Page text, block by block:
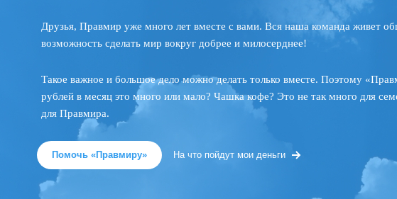
Друзья, Правмир уже много лет вместе с вами. Вся наша команда живет
возможность сделать мир вокруг добрее и милосерднее!
Такое важное и большое дело можно делать только вместе. Поэтому
рублей в месяц это много или мало? Чашка кофе? Это не так много для
для Правмира.
Помочь «Правмиру» На что пойдут мои деньги